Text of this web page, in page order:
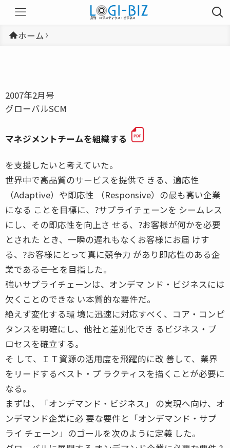
ホーム
2007年2月号
グローバルSCM
マネジメントチームを組織する
を支援したいと考えていた。
世界中で高品質のサービスを提供で きる、適応性
（Adaptive）や即応性 （Responsive）の最も高い企業
になる ことを目標に、?サプライチェーンを シームレス
にし、その即応性を向上さ せる、?お客様が何かを必要
とされた とき、一瞬の遅れもなくお客様にお届 けす
る、?お客様にとって真に競争力 があり即応性のある企
業である――こ とを目指した。
強いサプライチェーンは、オンデマ ンド・ビジネスには
欠くことのできな い本質的な要件だ。
絶えず変化する環 境に迅速に対応すべく、コア・コンピ
タンスを明確にし、他社と差別化でき るビジネス・プ
ロセスを確立する。
そ して、ＩＴ資源の活用度を飛躍的に改 善して、業界
をリードするベスト・プ ラクティスを描くことが必要に
なる。
まずは、「オンデマンド・ビジネス」 の実現へ向け、オ
ンデマンド企業に必 要な要件と「オンデマンド・サプ
ライ チェーン」のゴールを次のように定義 した。